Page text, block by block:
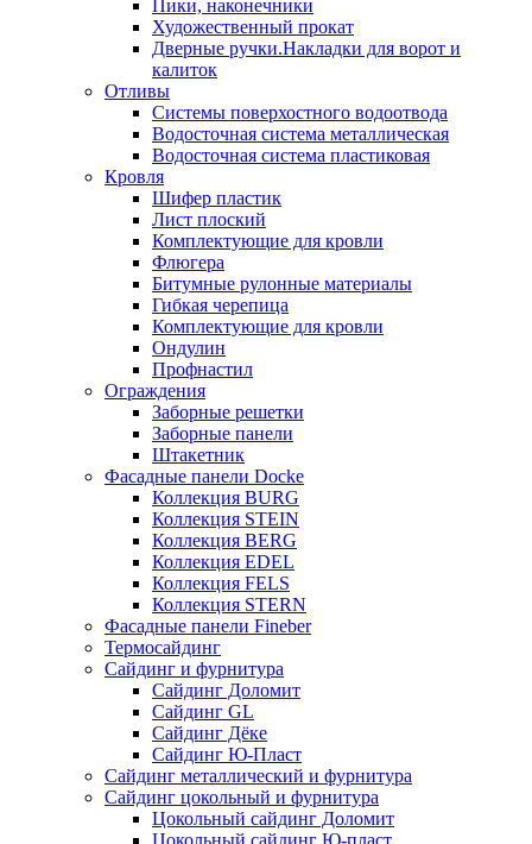
Пики, наконечники
Художественный прокат
Дверные ручки.Накладки для ворот и
калиток
Отливы
Системы поверхостного водоотвода
Водосточная система металлическая
Водосточная система пластиковая
Кровля
Шифер пластик
Лист плоский
Комплектующие для кровли
Флюгера
Битумные рулонные материалы
Гибкая черепица
Комплектующие для кровли
Ондулин
Профнастил
Ограждения
Заборные решетки
Заборные панели
Штакетник
Фасадные панели Docke
Коллекция BURG
Коллекция STEIN
Коллекция BERG
Коллекция EDEL
Коллекция FELS
Коллекция STERN
Фасадные панели Fineber
Термосайдинг
Сайдинг и фурнитура
Сайдинг Доломит
Сайдинг GL
Сайдинг Дёке
Сайдинг Ю-Пласт
Сайдинг металлический и фурнитура
Сайдинг цокольный и фурнитура
Цокольный сайдинг Доломит